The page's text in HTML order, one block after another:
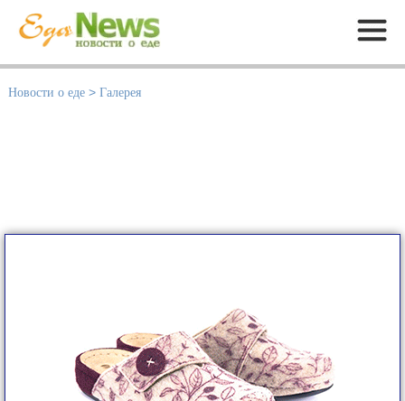
Меню
Новости о еде > Галерея